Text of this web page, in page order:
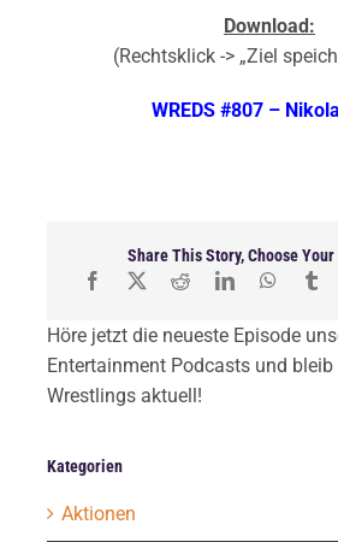
Download:
(Rechtsklick -> „Ziel
WREDS #807 –
Share This Story, Choose
Höre jetzt die neueste Episode
Entertainment Podcasts und bleib
Wrestlings aktuell!
Kategorien
Aktionen